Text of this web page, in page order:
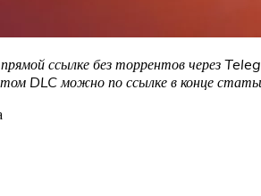
ссылке без торрентов через
DLC можно по ссылке в конце